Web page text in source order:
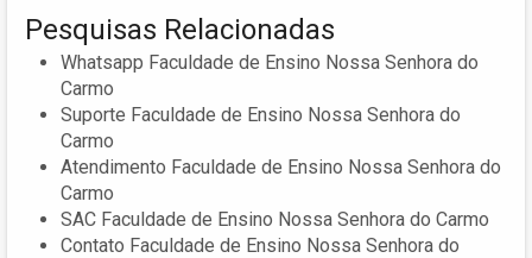
Pesquisas Relacionadas
Whatsapp Faculdade de Ensino Nossa Senhora do
Carmo
Suporte Faculdade de Ensino Nossa Senhora do
Carmo
Atendimento Faculdade de Ensino Nossa Senhora do
Carmo
SAC Faculdade de Ensino Nossa Senhora do Carmo
Contato Faculdade de Ensino Nossa Senhora do